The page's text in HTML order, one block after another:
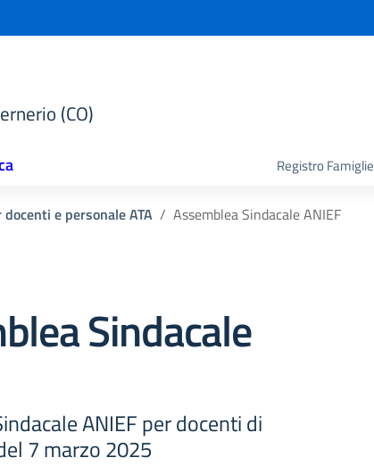
(CO)
Registro Famiglie
e personale ATA Assemblea Sindacale ANIEF
Sindacale
ANIEF per docenti di
7 marzo 2025